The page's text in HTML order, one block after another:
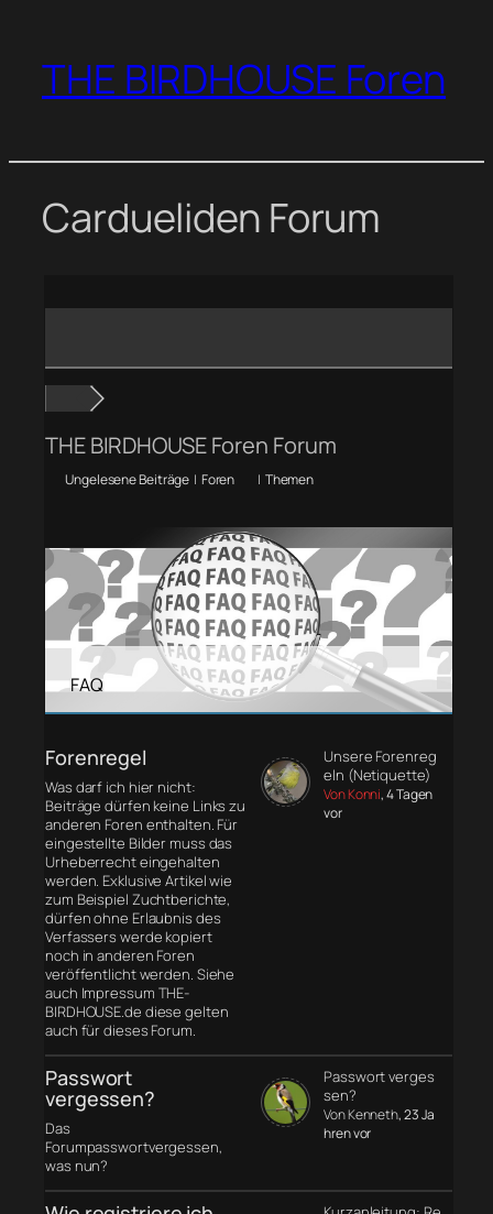
springen
THE BIRDHOUSE Foren
Cardueliden Forum
THE BIRDHOUSE Foren Forum
Ungelesene Beiträge | Foren | Themen
FAQ
Forenregel
Was darf ich hier nicht:
Beiträge dürfen keine Links zu
anderen Foren enthalten. Für
eingestellte Bilder muss das
Urheberrecht eingehalten
werden. Exklusive Artikel wie
zum Beispiel Zuchtberichte,
dürfen ohne Erlaubnis des
Verfassers werde kopiert
noch in anderen Foren
veröffentlicht werden. Siehe
auch Impressum THE-
BIRDHOUSE.de diese gelten
auch für dieses Forum.
Unsere Forenreg
eln (Netiquette)
Von Konni, 4 Tagen
vor
Passwort
vergessen?
Das
Forumpasswortvergessen,
was nun?
Passwort verges
sen?
Von Kenneth, 23 Ja
hren vor